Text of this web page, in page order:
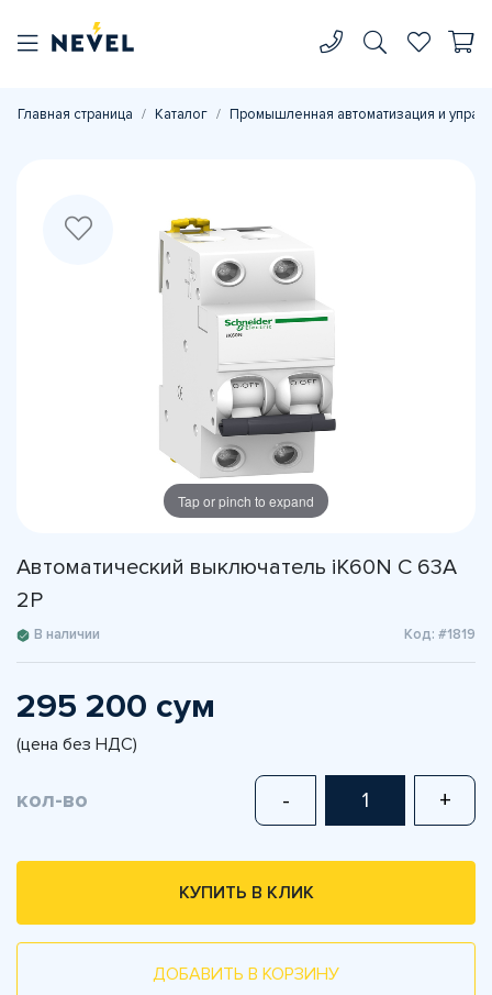
Главная страница Каталог Промышленная автоматизация и
Tap or pinch to expand
Автоматический выключатель iK60N C 63A
2P
В наличии Код: #1819
295 200 сум
(цена без НДС)
кол-во - +
КУПИТЬ В КЛИК
ДОБАВИТЬ В КОРЗИНУ